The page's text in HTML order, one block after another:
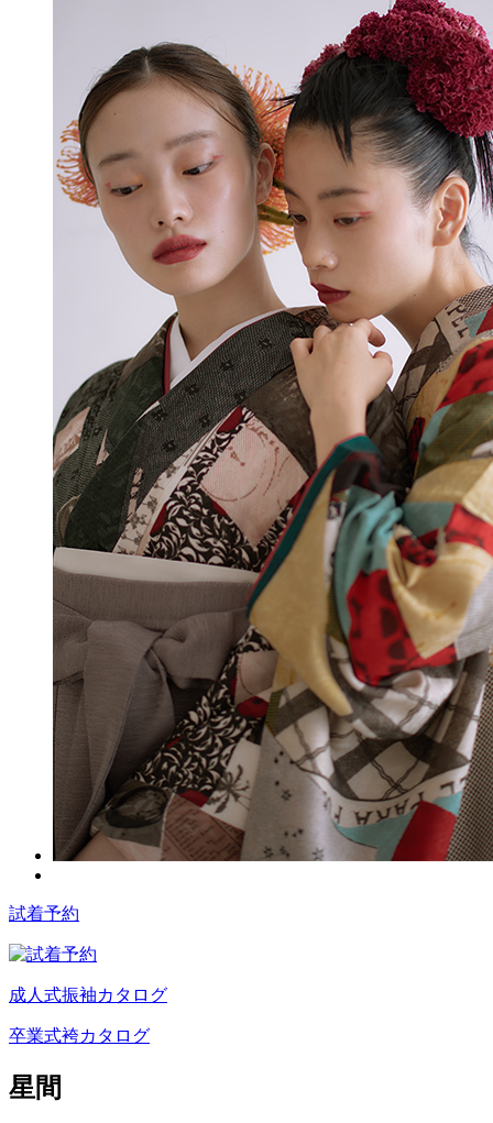
試着予約
成人式振袖カタログ
卒業式袴カタログ
星間